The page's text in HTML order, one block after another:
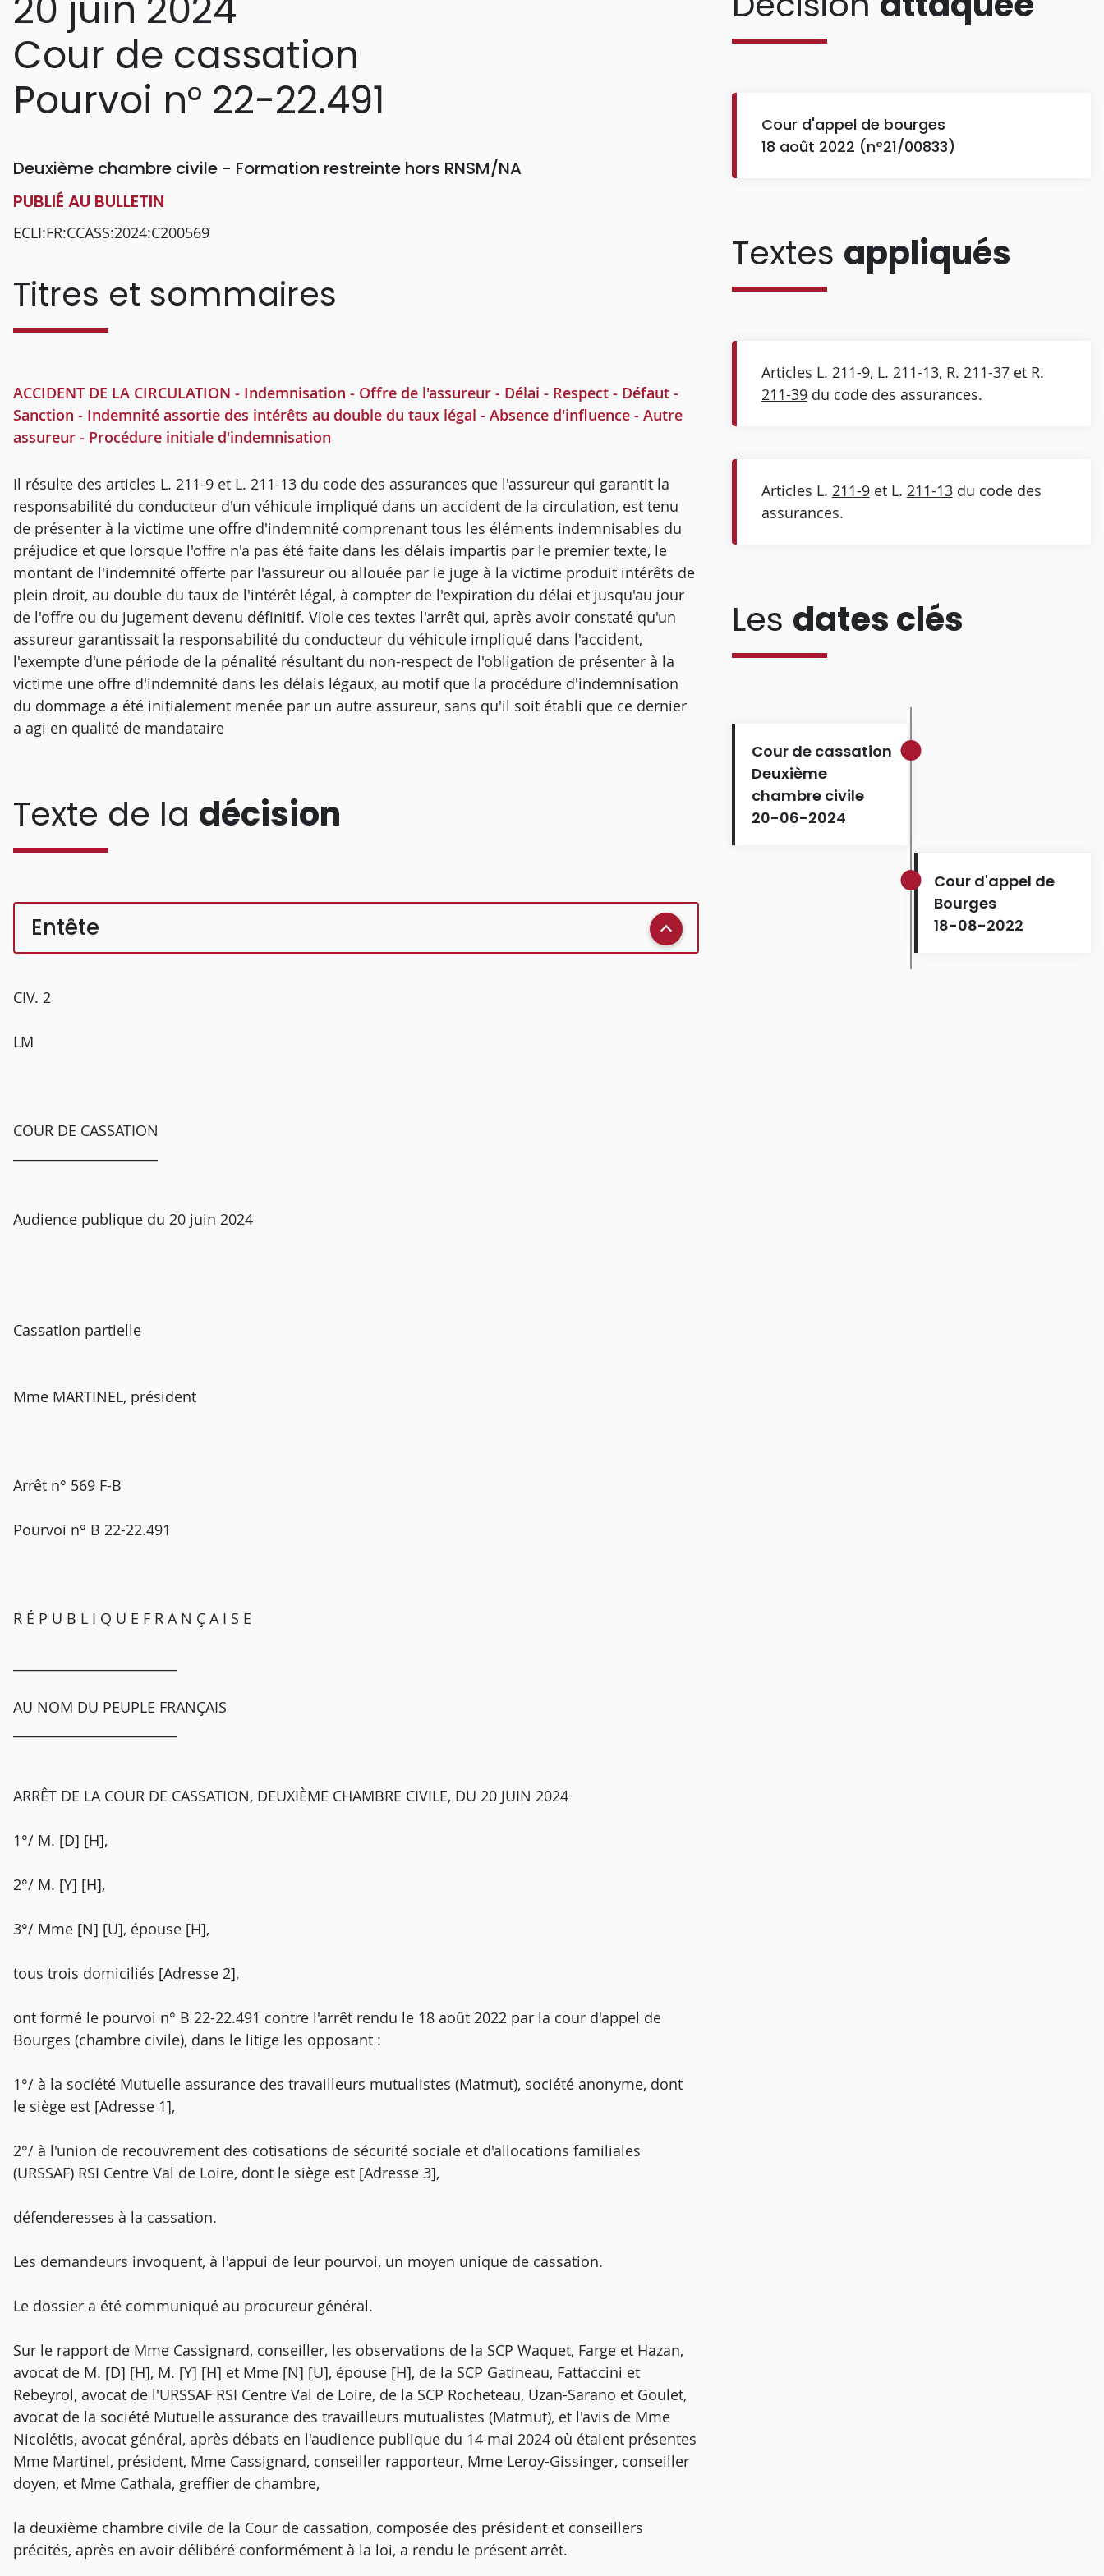
Cour de cassation
Pourvoi n° 22-22.491
Deuxième chambre civile - Formation restreinte hors RNSM/NA
PUBLIÉ AU BULLETIN
ECLI:FR:CCASS:2024:C200569
Titres et sommaires
ACCIDENT DE LA CIRCULATION - Indemnisation - Offre de l'assureur - Délai - Respect - Défaut -
Sanction - Indemnité assortie des intérêts au double du taux légal - Absence d'influence - Autre
assureur - Procédure initiale d'indemnisation
Il résulte des articles L. 211-9 et L. 211-13 du code des assurances que l'assureur qui garantit la
responsabilité du conducteur d'un véhicule impliqué dans un accident de la circulation, est tenu
de présenter à la victime une offre d'indemnité comprenant tous les éléments indemnisables du
préjudice et que lorsque l'offre n'a pas été faite dans les délais impartis par le premier texte, le
montant de l'indemnité offerte par l'assureur ou allouée par le juge à la victime produit intérêts de
plein droit, au double du taux de l'intérêt légal, à compter de l'expiration du délai et jusqu'au jour
de l'offre ou du jugement devenu définitif. Viole ces textes l'arrêt qui, après avoir constaté qu'un
assureur garantissait la responsabilité du conducteur du véhicule impliqué dans l'accident,
l'exempte d'une période de la pénalité résultant du non-respect de l'obligation de présenter à la
victime une offre d'indemnité dans les délais légaux, au motif que la procédure d'indemnisation
du dommage a été initialement menée par un autre assureur, sans qu'il soit établi que ce dernier
a agi en qualité de mandataire
Texte de la décision
Entête
CIV. 2
LM
COUR DE CASSATION
Audience publique du 20 juin 2024
Cassation partielle
Mme MARTINEL, président
Arrêt n° 569 F-B
Pourvoi n° B 22-22.491
R É P U B L I Q U E F R A N Ç A I S E
AU NOM DU PEUPLE FRANÇAIS
ARRÊT DE LA COUR DE CASSATION, DEUXIÈME CHAMBRE CIVILE, DU 20 JUIN 2024
1°/ M. [D] [H],
2°/ M. [Y] [H],
3°/ Mme [N] [U], épouse [H],
tous trois domiciliés [Adresse 2],
ont formé le pourvoi n° B 22-22.491 contre l'arrêt rendu le 18 août 2022 par la cour d'appel de
Bourges (chambre civile), dans le litige les opposant :
1°/ à la société Mutuelle assurance des travailleurs mutualistes (Matmut), société anonyme, dont
le siège est [Adresse 1],
2°/ à l'union de recouvrement des cotisations de sécurité sociale et d'allocations familiales
(URSSAF) RSI Centre Val de Loire, dont le siège est [Adresse 3],
défenderesses à la cassation.
Les demandeurs invoquent, à l'appui de leur pourvoi, un moyen unique de cassation.
Le dossier a été communiqué au procureur général.
Sur le rapport de Mme Cassignard, conseiller, les observations de la SCP Waquet, Farge et Hazan,
avocat de M. [D] [H], M. [Y] [H] et Mme [N] [U], épouse [H], de la SCP Gatineau, Fattaccini et
Rebeyrol, avocat de l'URSSAF RSI Centre Val de Loire, de la SCP Rocheteau, Uzan-Sarano et Goulet,
avocat de la société Mutuelle assurance des travailleurs mutualistes (Matmut), et l'avis de Mme
Nicolétis, avocat général, après débats en l'audience publique du 14 mai 2024 où étaient présentes
Mme Martinel, président, Mme Cassignard, conseiller rapporteur, Mme Leroy-Gissinger, conseiller
doyen, et Mme Cathala, greffier de chambre,
la deuxième chambre civile de la Cour de cassation, composée des président et conseillers
précités, après en avoir délibéré conformément à la loi, a rendu le présent arrêt.
Cour d'appel de bourges
18 août 2022 (n°21/00833)
Textes appliqués
Articles L. 211-9, L. 211-13, R. 211-37et R.
211-39du code des assurances.
Articles L. 211-9et L. 211-13du code des
assurances.
Les dates clés
Cour de cassation
Deuxième
chambre civile
20-06-2024
Cour d'appel de
Bourges
18-08-2022